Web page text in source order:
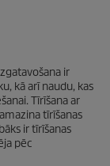
ir
kā arī naudu, kas
Tīrīšana ar
tīrīšanas
ir tīrīšanas
pēc